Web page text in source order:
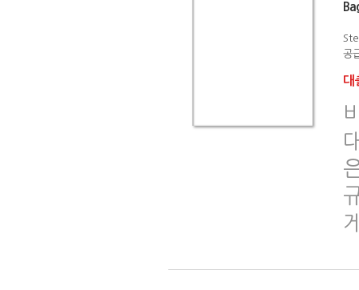
공
대